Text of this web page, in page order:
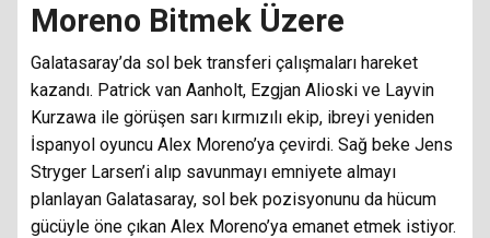
Moreno Bitmek Üzere
Galatasaray’da sol bek transferi çalışmaları hareket
kazandı. Patrick van Aanholt, Ezgjan Alioski ve Layvin
Kurzawa ile görüşen sarı kırmızılı ekip, ibreyi yeniden
İspanyol oyuncu Alex Moreno’ya çevirdi. Sağ beke Jens
Stryger Larsen’i alıp savunmayı emniyete almayı
planlayan Galatasaray, sol bek pozisyonunu da hücum
gücüyle öne çıkan Alex Moreno’ya emanet etmek istiyor.